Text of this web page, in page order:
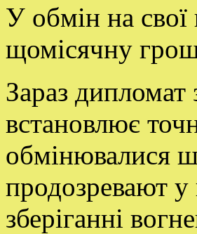
У обмін на
щомісячну
Зараз дипломат
встановлює
обмінювалися
продозревают у
зберіганні